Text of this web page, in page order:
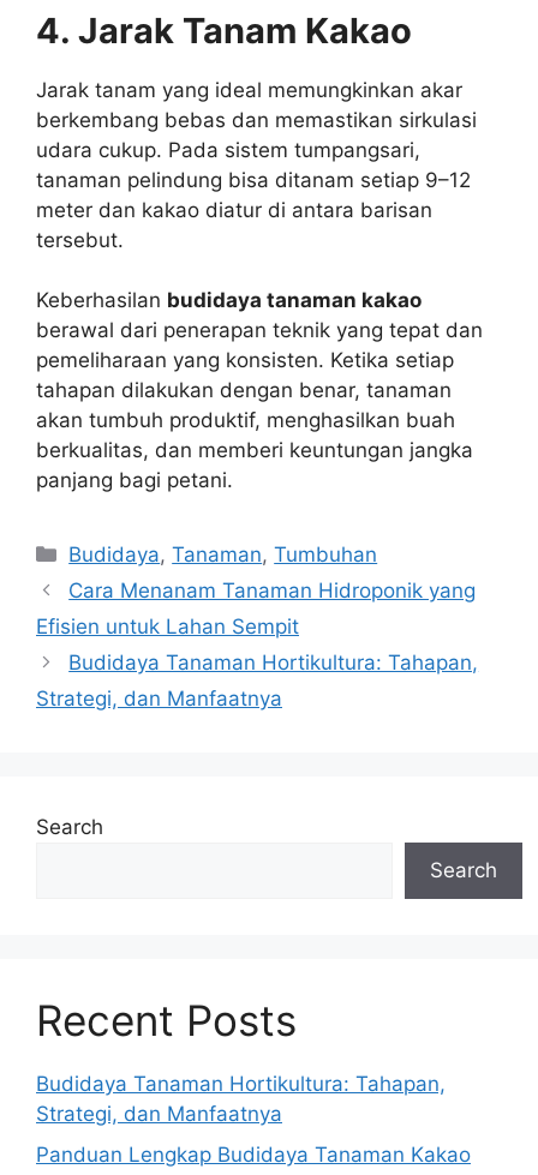
4. Jarak Tanam Kakao
Jarak tanam yang ideal memungkinkan akar
berkembang bebas dan memastikan sirkulasi
udara cukup. Pada sistem tumpangsari,
tanaman pelindung bisa ditanam setiap 9–12
meter dan kakao diatur di antara barisan
tersebut.
Keberhasilan budidaya tanaman kakao
berawal dari penerapan teknik yang tepat dan
pemeliharaan yang konsisten. Ketika setiap
tahapan dilakukan dengan benar, tanaman
akan tumbuh produktif, menghasilkan buah
berkualitas, dan memberi keuntungan jangka
panjang bagi petani.
Categories
Budidaya,Tanaman,Tumbuhan
Cara Menanam Tanaman Hidroponik yang
Efisien untuk Lahan Sempit
Budidaya Tanaman Hortikultura: Tahapan,
Strategi, dan Manfaatnya
Search
Search
Recent Posts
Budidaya Tanaman Hortikultura: Tahapan,
Strategi, dan Manfaatnya
Panduan Lengkap Budidaya Tanaman Kakao